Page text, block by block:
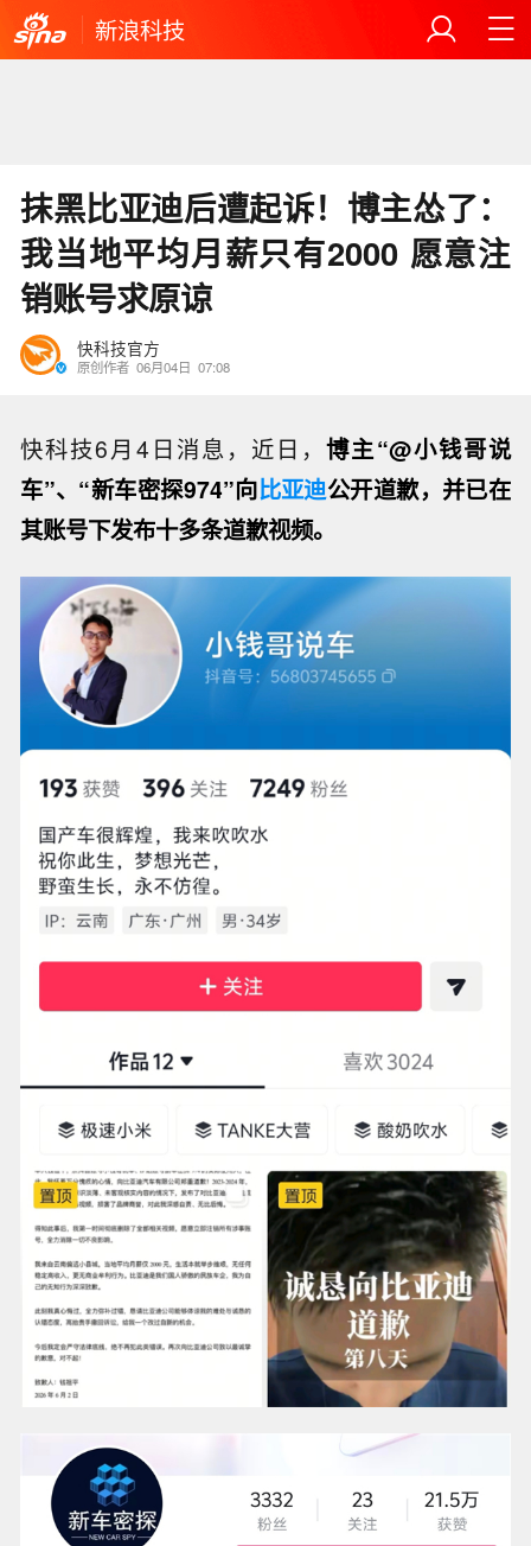
新浪科技
抹黑比亚迪后遭起诉！博主怂了：
我当地平均月薪只有2000 愿意注
销账号求原谅
快科技官方
原创作者 06月04日 07:08
快科技6月4日消息，近日，博主“@小钱哥说
车”、“新车密探974”向比亚迪公开道歉，并已在
其账号下发布十多条道歉视频。